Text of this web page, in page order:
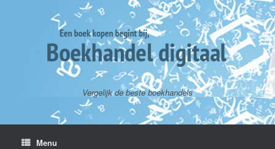
Vergelijk de beste boekhandels
Menu